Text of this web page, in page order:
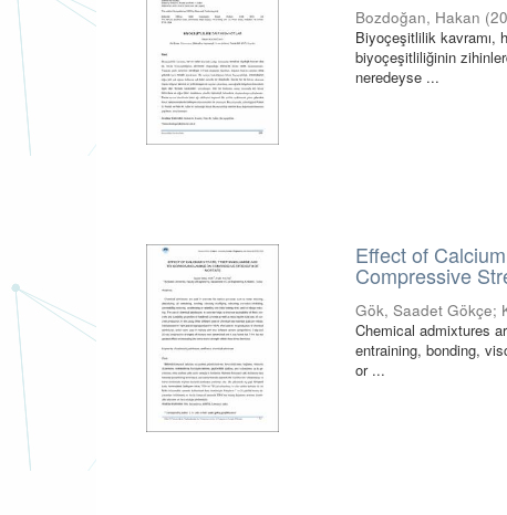
Bozdoğan, Hakan (
Biyoçeşitlilik kavramı,
biyoçeşitliliğinin
neredeyse ...
Effect of
Compressive
Gök, Saadet Gökçe;
Chemical admixtures
entraining, bonding,
or ...